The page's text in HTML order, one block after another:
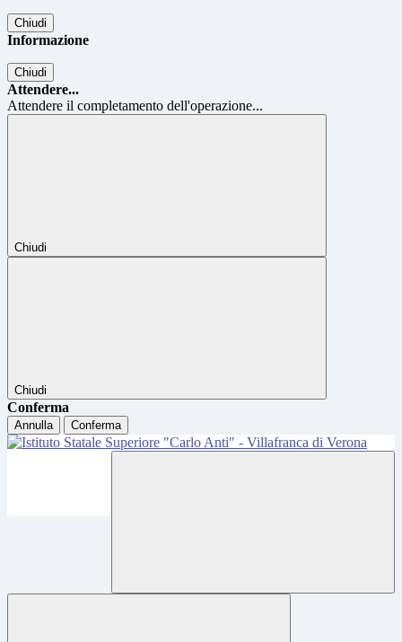
Chiudi
Informazione
Chiudi
Attendere...
Attendere il completamento dell'operazione...
Chiudi
Chiudi
Conferma
Annulla Conferma